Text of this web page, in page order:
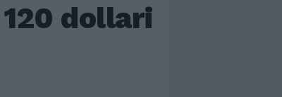
dollari